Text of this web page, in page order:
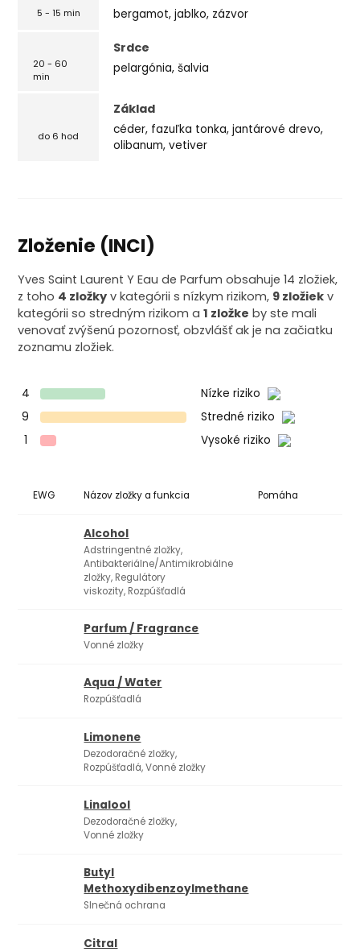
5 - 15 min bergamot, jablko, zázvor
20 - 60
min
Srdce
pelargónia, šalvia
do 6 hod
Základ
céder, fazuľka tonka, jantárové drevo,
olibanum, vetiver
Zloženie (INCI)
Yves Saint Laurent Y Eau de Parfum obsahuje 14 zložiek,
z toho 4 zložky v kategórii s nízkym rizikom, 9 zložiek v
kategórii so stredným rizikom a1 zložke by ste mali
venovať zvýšenú pozornosť, obzvlášť ak je na začiatku
zoznamu zložiek.
4
Nízke riziko
9
Stredné riziko
1
Vysoké riziko
EWG Názov zložky a funkcia Pomáha
Alcohol
Adstringentné zložky,
Antibakteriálne/Antimikrobiálne
zložky, Regulátory
viskozity, Rozpúšťadlá
Parfum / Fragrance
Vonné zložky
Aqua / Water
Rozpúšťadlá
Limonene
Dezodoračné zložky,
Rozpúšťadlá, Vonné zložky
Linalool
Dezodoračné zložky,
Vonné zložky
Butyl
Methoxydibenzoylmethane
Slnečná ochrana
Citral